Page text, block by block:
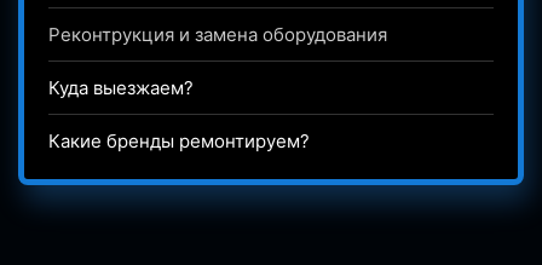
Реконтрукция и замена оборудования
Куда выезжаем?
Какие бренды ремонтируем?